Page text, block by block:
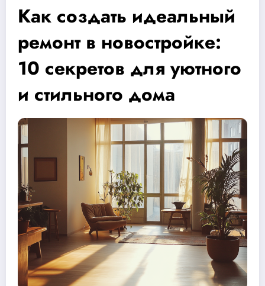
Как создать идеальный
ремонт в новостройке:
10 секретов для уютного
и стильного дома